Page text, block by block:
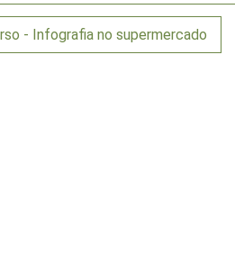
- Infografia no supermercado